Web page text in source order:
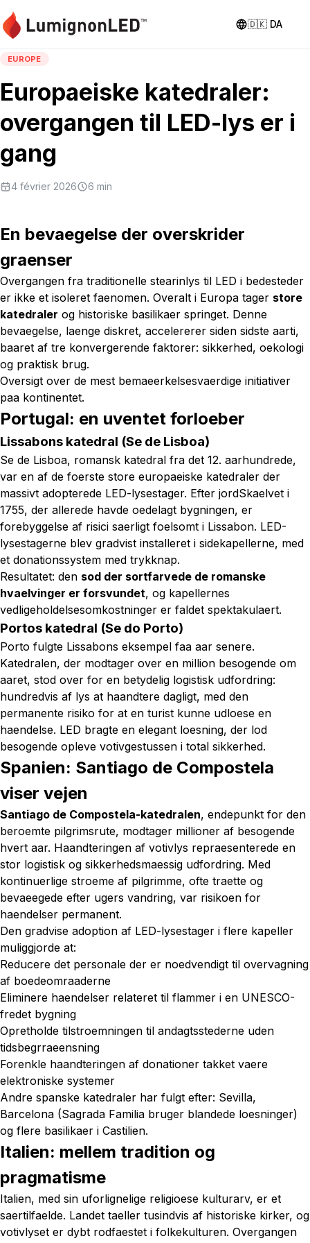
🇩🇰 DA
EUROPE
Europaeiske katedraler:
overgangen til LED-lys er i
gang
4 février 2026 6 min
En bevaegelse der overskrider
graenser
Overgangen fra traditionelle stearinlys til LED i bedesteder
er ikke et isoleret faenomen. Overalt i Europa tager store
katedraler og historiske basilikaer springet. Denne
bevaegelse, laenge diskret, accelererer siden sidste aarti,
baaret af tre konvergerende faktorer: sikkerhed, oekologi
og praktisk brug.
Oversigt over de mest bemaeerkelsesvaerdige initiativer
paa kontinentet.
Portugal: en uventet forloeber
Lissabons katedral (Se de Lisboa)
Se de Lisboa, romansk katedral fra det 12. aarhundrede,
var en af de foerste store europaeiske katedraler der
massivt adopterede LED-lysestager. Efter jordSkaelvet i
1755, der allerede havde oedelagt bygningen, er
forebyggelse af risici saerligt foelsomt i Lissabon. LED-
lysestagerne blev gradvist installeret i sidekapellerne, med
et donationssystem med trykknap.
Resultatet: den sod der sortfarvede de romanske
hvaelvinger er forsvundet, og kapellernes
vedligeholdelsesomkostninger er faldet spektakulaert.
Portos katedral (Se do Porto)
Porto fulgte Lissabons eksempel faa aar senere.
Katedralen, der modtager over en million besogende om
aaret, stod over for en betydelig logistisk udfordring:
hundredvis af lys at haandtere dagligt, med den
permanente risiko for at en turist kunne udloese en
haendelse. LED bragte en elegant loesning, der lod
besogende opleve votivgestussen i total sikkerhed.
Spanien: Santiago de Compostela
viser vejen
Santiago de Compostela-katedralen, endepunkt for den
beroemte pilgrimsrute, modtager millioner af besogende
hvert aar. Haandteringen af votivlys repraesenterede en
stor logistisk og sikkerhedsmaessig udfordring. Med
kontinuerlige stroeme af pilgrimme, ofte traette og
bevaeegede efter ugers vandring, var risikoen for
haendelser permanent.
Den gradvise adoption af LED-lysestager i flere kapeller
muliggjorde at:
Reducere det personale der er noedvendigt til overvagning
af boedeomraaderne
Eliminere haendelser relateret til flammer i en UNESCO-
fredet bygning
Opretholde tilstroemningen til andagtsstederne uden
tidsbegrraeensning
Forenkle haandteringen af donationer takket vaere
elektroniske systemer
Andre spanske katedraler har fulgt efter: Sevilla,
Barcelona (Sagrada Familia bruger blandede loesninger)
og flere basilikaer i Castilien.
Italien: mellem tradition og
pragmatisme
Italien, med sin uforlignelige religioese kulturarv, er et
saertilfaelde. Landet taeller tusindvis af historiske kirker, og
votivlyset er dybt rodfaestet i folkekulturen. Overgangen